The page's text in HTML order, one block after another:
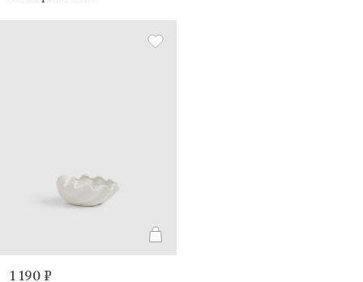
1 190 ₽